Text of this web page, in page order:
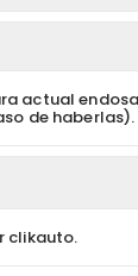
actual
de haberlas).
clikauto.